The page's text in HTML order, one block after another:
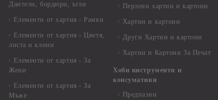
Дантели, бордюри, ъгли
Елементи от хартия - Рамки
Елементи от хартия - Цветя,
листа и клони
Елементи от хартия - За
Жени
Елементи от хартия - За
Мъже
Перлени хартии и картони
Хартии и картони
Други Хартии и картони
Хартии и Картони За Печат
Хоби инструменти и
консумативи
Предпазни